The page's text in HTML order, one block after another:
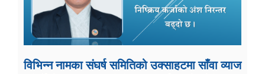
विभिन्न नामका संघर्ष समितिको उक्साहटमा साँवा व्याज